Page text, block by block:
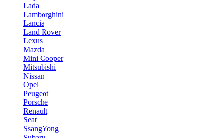
Lada
Lamborghini
Lancia
Land Rover
Lexus
Mazda
Mini Cooper
Mitsubishi
Nissan
Opel
Peugeot
Porsche
Renault
Seat
SsangYong